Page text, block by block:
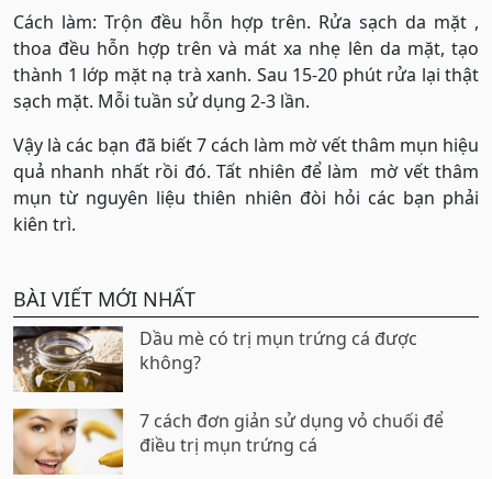
Cách làm: Trộn đều hỗn hợp trên. Rửa sạch da mặt ,
thoa đều hỗn hợp trên và mát xa nhẹ lên da mặt, tạo
thành 1 lớp mặt nạ trà xanh. Sau 15-20 phút rửa lại thật
sạch mặt. Mỗi tuần sử dụng 2-3 lần.
Vậy là các bạn đã biết 7 cách làm mờ vết thâm mụn hiệu
quả nhanh nhất rồi đó. Tất nhiên để làm mờ vết thâm
mụn từ nguyên liệu thiên nhiên đòi hỏi các bạn phải
kiên trì.
BÀI VIẾT MỚI NHẤT
Dầu mè có trị mụn trứng cá được
không?
7 cách đơn giản sử dụng vỏ chuối để
điều trị mụn trứng cá